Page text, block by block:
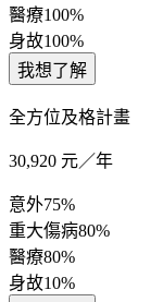
醫療100%
身故100%
我想了解
全方位及格計畫
30,920 元／年
意外75%
重大傷病80%
醫療80%
身故10%